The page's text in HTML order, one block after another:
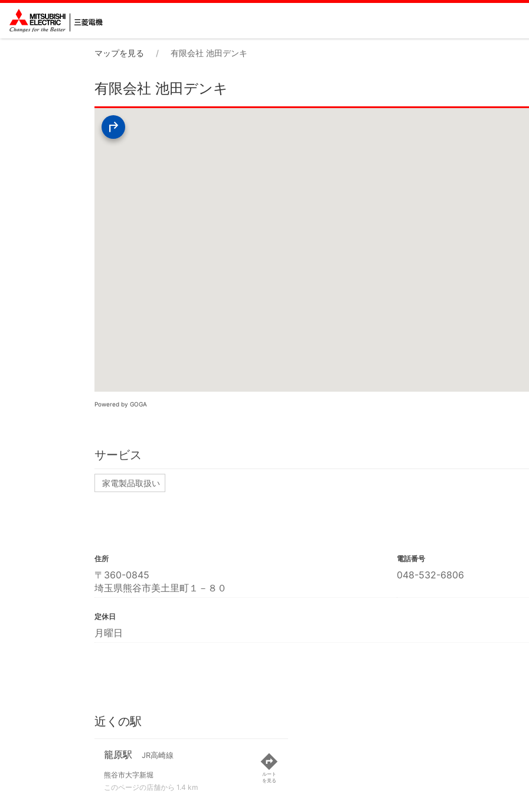
マップを見る 有限会社 池田デンキ
有限会社 池田デンキ
Powered by GOGA
サービス
家電製品取扱い
住所
〒360-0845
埼玉県熊谷市美土里町１－８０
電話番号
048-532-6806
定休日
月曜日
近くの駅
籠原駅 JR高崎線
熊谷市大字新堀
このページの店舗から 1.4 km
ルート
を見る